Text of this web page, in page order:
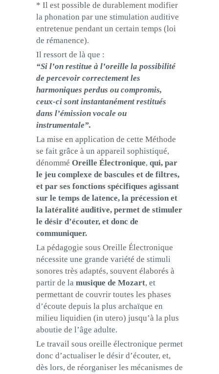
* Il est possible de durablement modifier
la phonation par une stimulation auditive
entretenue pendant un certain temps (loi
de rémanence).
Il ressort de là que :
“Si l’on restitue à l’oreille la possibilité
de percevoir correctement les
harmoniques perdus ou compromis,
ceux-ci sont instantanément restitués
dans l’émission vocale ou
instrumentale”.
La mise en application de cette Méthode
se fait grâce à un appareil sophistiqué,
dénommé Oreille Électronique, qui, par
le jeu complexe de bascules et de filtres,
et par ses fonctions spécifiques agissant
sur le temps de latence, la précession et
la latéralité auditive, permet de stimuler
le désir d’écouter, et donc de
communiquer.
La pédagogie sous Oreille Électronique
nécessite une grande variété de stimuli
sonores très adaptés, souvent élaborés à
partir de la musique de Mozart, et
permettant de couvrir toutes les phases
d’écoute depuis la plus archaïque en
milieu liquidien (in utero) jusqu’à la plus
aboutie de l’âge adulte.
Le travail sous oreille électronique permet
donc d’actualiser le désir d’écouter, et,
dès lors, de réorganiser les mécanismes de